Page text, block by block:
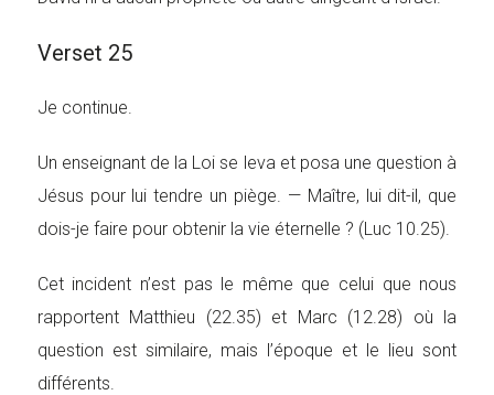
Verset 25
Je continue.
Un enseignant de la Loi se leva et posa une question à
Jésus pour lui tendre un piège. — Maître, lui dit-il, que
dois-je faire pour obtenir la vie éternelle ? (Luc 10.25).
Cet incident n’est pas le même que celui que nous
rapportent Matthieu (22.35) et Marc (12.28) où la
question est similaire, mais l’époque et le lieu sont
différents.